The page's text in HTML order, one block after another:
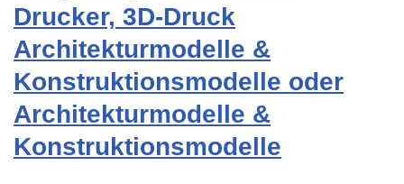
Drucker, 3D-Druck
Architekturmodelle &
Konstruktionsmodelle oder
Architekturmodelle &
Konstruktionsmodelle